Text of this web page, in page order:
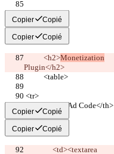
       ?>
Copier Copié
Copier Copié
	   <h2>
Monetization
Plugin</h2>
	   <table>
<tr>
                <th>Ad Code</th>
Copier Copié
Copier Copié